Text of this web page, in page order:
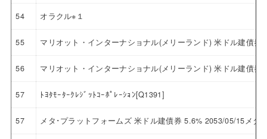
54 オラクル※１
55 マリオット・インターナショナル(メリーランド) 米ドル建債
56 マリオット・インターナショナル(メリーランド) 米ドル建債
57 ﾄﾖﾀﾓｰﾀｰｸﾚｼﾞｯﾄｺｰﾎﾟﾚｰｼｮﾝ[Q1391]
57 メタ･プラットフォームズ 米ドル建債券 5.6% 2053/05/15メタ